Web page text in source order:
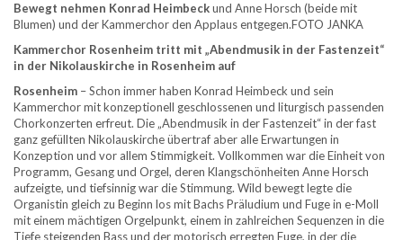
Bewegt nehmen Konrad Heimbeckund Anne Horsch (beide mit
Blumen) und der Kammerchor den Applaus entgegen.FOTO JANKA
Kammerchor Rosenheim tritt mit „Abendmusik in der Fastenzeit“
in der Nikolauskirche in Rosenheim auf
Rosenheim – Schon immer haben Konrad Heimbeck und sein
Kammerchor mit konzeptionell geschlossenen und liturgisch passenden
Chorkonzerten erfreut. Die „Abendmusik in der Fastenzeit“ in der fast
ganz gefüllten Nikolauskirche übertraf aber alle Erwartungen in
Konzeption und vor allem Stimmigkeit. Vollkommen war die Einheit von
Programm, Gesang und Orgel, deren Klangschönheiten Anne Horsch
aufzeigte, und tiefsinnig war die Stimmung. Wild bewegt legte die
Organistin gleich zu Beginn los mit Bachs Präludium und Fuge in e-Moll
mit einem mächtigen Orgelpunkt, einem in zahlreichen Sequenzen in die
Tiefe steigenden Bass und der motorisch erregten Fuge, in der die